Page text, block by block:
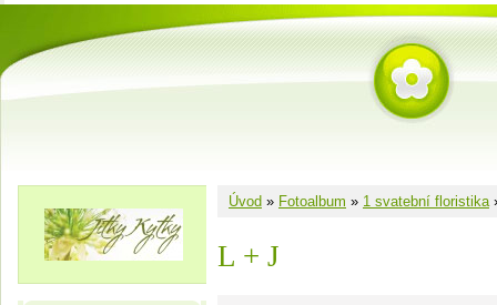
Úvod » Fotoalbum » 1 svatební floristika
L + J